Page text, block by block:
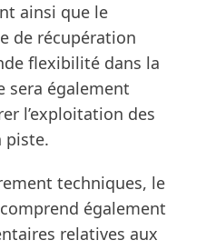
ainsi que le
de récupération
flexibilité dans la
sera également
l’exploitation des
piste.
techniques, le
également
relatives aux